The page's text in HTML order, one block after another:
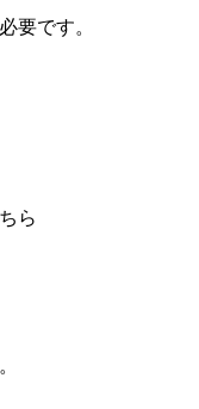
要です。
ら